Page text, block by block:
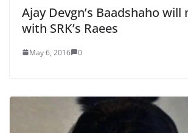
Ajay Devgn’s Baadshaho will
with SRK’s Raees
May 6, 2016 0